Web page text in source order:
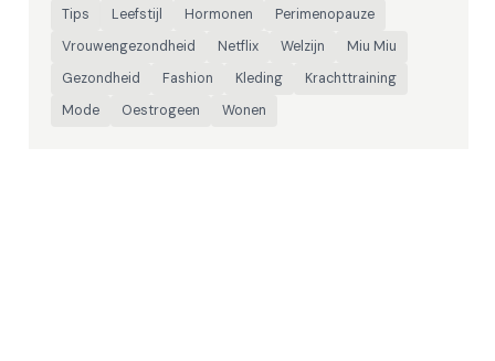
Tips Leefstijl Hormonen
Perimenopauze
Vrouwengezondheid
Netflix Welzijn
Miu Miu
Gezondheid
Fashion Kleding
Krachttraining
Mode
Oestrogeen Wonen